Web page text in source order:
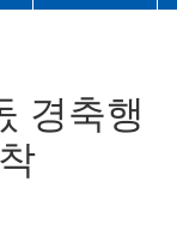
경축행